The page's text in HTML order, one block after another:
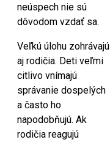
neúspech nie sú
dôvodom vzdať sa.
Veľkú úlohu zohrávajú
aj rodičia. Deti veľmi
citlivo vnímajú
správanie dospelých
a často ho
napodobňujú. Ak
rodičia reagujú